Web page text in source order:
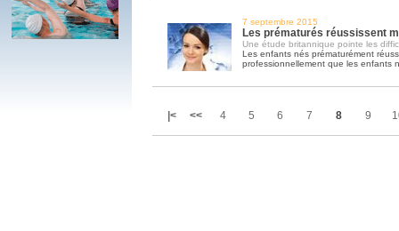
7 septembre 2015
Les prématurés réussissent
Une étude britannique pointe les
Les enfants nés prématurément
professionnellement que les enfants
|< << 4 5 6 7 8 9